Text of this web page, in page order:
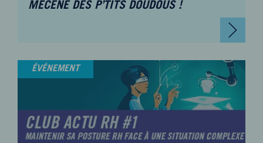
MÉCÈNE DES P’TITS DOUDOUS !
ÉVÉNEMENT